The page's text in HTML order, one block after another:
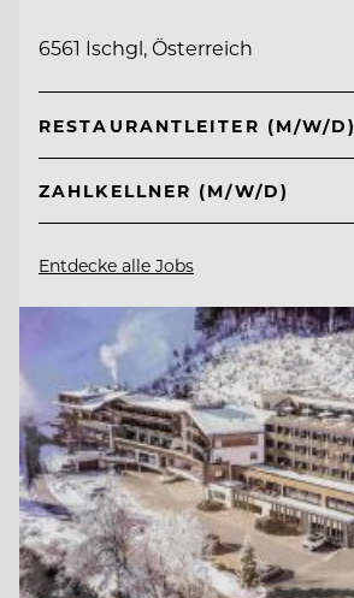
6561 Ischgl, Österreich
RESTAURANTLEITER (M/W/D)
ZAHLKELLNER (M/W/D)
Entdecke alle Jobs